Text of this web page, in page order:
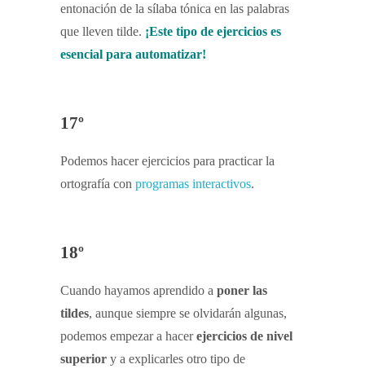
entonación de la sílaba tónica en las palabras
que lleven tilde. ¡Este tipo de ejercicios es
esencial para automatizar!
17º
Podemos hacer ejercicios para practicar la
ortografía con programas interactivos.
18º
Cuando hayamos aprendido a poner las
tildes, aunque siempre se olvidarán algunas,
podemos empezar a hacerejercicios de nivel
superior y a explicarles otro tipo de